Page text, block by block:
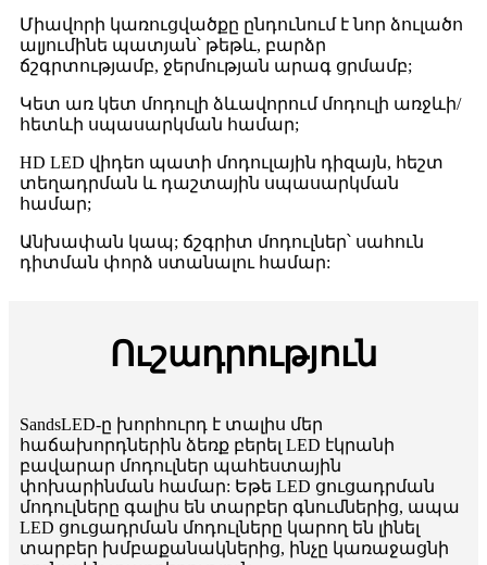
Միավորի կառուցվածքը ընդունում է նոր ձուլածո
ալյումինե պատյան՝ թեթև, բարձր
ճշգրտությամբ, ջերմության արագ ցրմամբ;
Կետ առ կետ մոդուլի ձևավորում մոդուլի առջևի/
հետևի սպասարկման համար;
HD LED վիդեո պատի մոդուլային դիզայն, հեշտ
տեղադրման և դաշտային սպասարկման
համար;
Անխափան կապ; ճշգրիտ մոդուլներ՝ սահուն
դիտման փորձ ստանալու համար:
Ուշադրություն
SandsLED-ը խորհուրդ է տալիս մեր
հաճախորդներին ձեռք բերել LED էկրանի
բավարար մոդուլներ պահեստային
փոխարինման համար: Եթե ​​LED ցուցադրման
մոդուլները գալիս են տարբեր գնումներից, ապա
LED ցուցադրման մոդուլները կարող են լինել
տարբեր խմբաքանակներից, ինչը կառաջացնի